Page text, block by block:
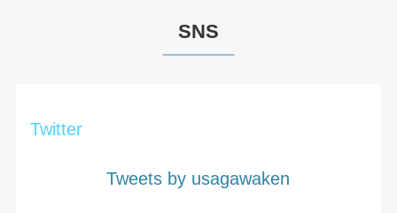
SNS
Twitter
Tweets by usagawaken